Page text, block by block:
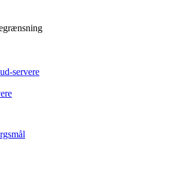
servere